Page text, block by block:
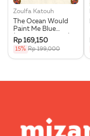
Zoulfa Katouh
The Ocean Would
Paint Me Blue
(Illustration Edges) -
Exclusive Pre Order +
Acrylic Bookmark,
Pouch & Sticker Set
Rp 169,150
15% Rp 199,000